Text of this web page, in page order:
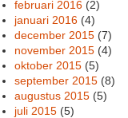
februari 2016 (2)
januari 2016 (4)
december 2015 (7)
november 2015 (4)
oktober 2015 (5)
september 2015 (8)
augustus 2015 (5)
juli 2015 (5)